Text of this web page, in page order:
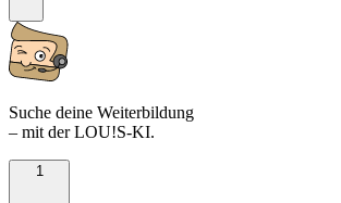
Suche deine Weiterbildung
– mit der LOU!S-KI.
1